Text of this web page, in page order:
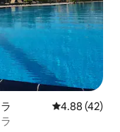
レビュー42
4.88 (42)